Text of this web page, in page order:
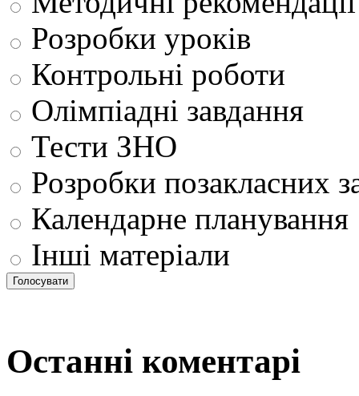
Розробки уроків
Контрольні роботи
Олімпіадні завдання
Тести ЗНО
Розробки позакласних
Календарне планування
Інші матеріали
Останні коментарі